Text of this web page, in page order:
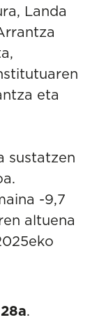
Landa
eta
sustatzen
-9,7
altuena
.